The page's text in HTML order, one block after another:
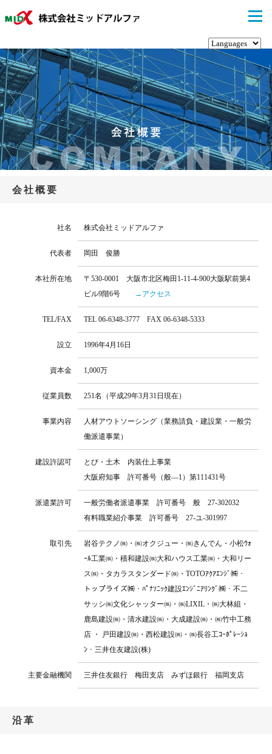
会社概要
社名 株式会社ミッドアルファ
代表者 岡田 俊勝
本社所在地 〒530-0001 大阪市北区梅田1-11-4-900大阪駅前第4
ビル9階6号 →アクセス
TEL/FAX TEL 06-6348-3777 FAX 06-6348-5333
設立 1996年4月16日
資本金 1,000万
従業員数 251名（平成29年3月31日現在）
事業内容 人材アウトソーシング（業務請負・建設業・一般労
働派遣事業）
建設許認可 とび・土木 内装仕上事業
大阪府知事 許可番号（般―1）第111431号
派遣業許可 一般労働者派遣事業 許可番号 般 27-302032
有料職業紹介事業 許可番号 27-ユ-301997
取引先 岩谷テクノ㈱・㈱オクジュー・㈱きんでん・小松ｳｫ
ｰﾙ工業㈱・積和建設㈱大和ハウス工業㈱・大和リー
ス㈱・タカラスタンダード㈱・TOTOｱｸｱｴﾝｼﾞ㈱・
トップライズ㈱・ﾊﾟﾅｿﾆｯｸ建設ｴﾝｼﾞﾆｱﾘﾝｸﾞ㈱・不二
サッシ㈱文化シャッター㈱・㈱LIXIL・㈱大林組・
鹿島建設㈱・清水建設㈱・大成建設㈱・㈱竹中工務
店 ・ 戸田建設㈱・西松建設㈱・㈱長谷工ｺｰﾎﾟﾚｰｼｮ
ﾝ・三井住友建設(株)
主要金融機関 三井住友銀行 梅田支店 みずほ銀行 福岡支店
沿革